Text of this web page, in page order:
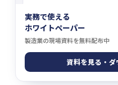
実務で使える
ホワイトペーパー
製造業の現場資料を無料配布中
資料を見る・